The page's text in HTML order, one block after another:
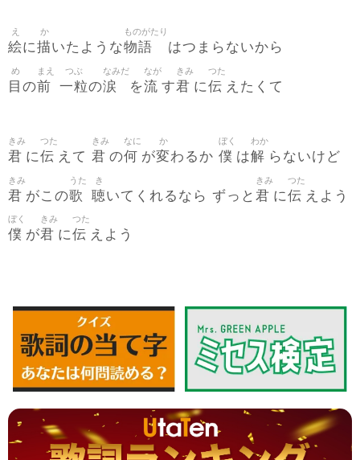
絵
え
に描
か
いたような物語
ものがたり
はつまらないから
目
め
の前
まえ
一粒
つぶ
の涙
なみだ
を流
なが
す君
きみ
に伝
つた
えたくて
君
きみ
に伝
つた
えて 君
きみ
の何
なに
が変
か
わるか 僕
ぼく
は解
わか
らないけど
君
きみ
がこの歌
うた
聴
き
いてくれるなら ずっと 君
きみ
に伝
つた
えよう
僕
ぼく
が君
きみ
に伝
つた
えよう